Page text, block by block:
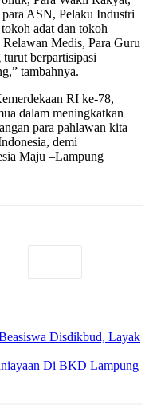
ASN, Pelaku Industri
adat dan tokoh
Relawan Medis, Para Guru
turut berpartisipasi
tambahnya.
RI ke-78,
dalam meningkatkan
para pahlawan kita
demi
Maju –Lampung
Disdikbud, Layak
Di BKD Lampung